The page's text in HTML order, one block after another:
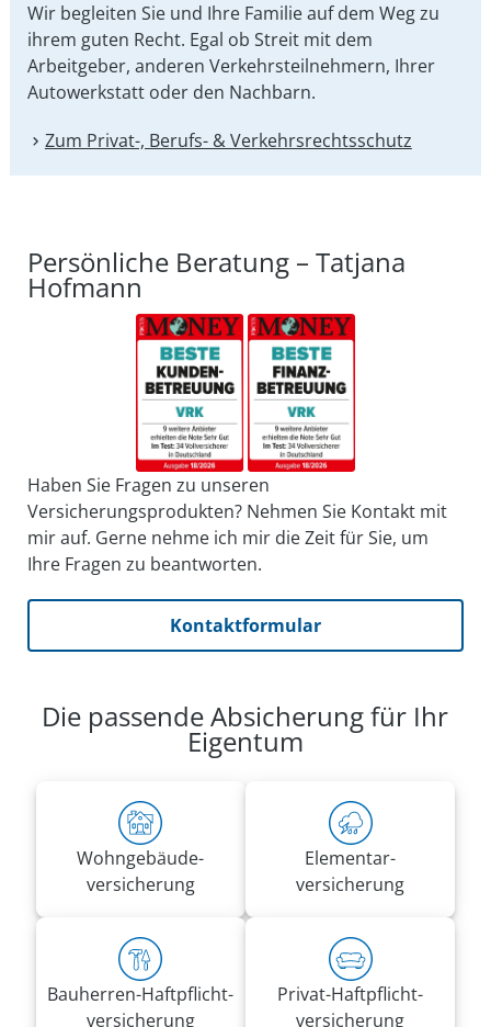
Wir begleiten Sie und Ihre Familie auf dem Weg zu
ihrem guten Recht. Egal ob Streit mit dem
Arbeitgeber, anderen Verkehrsteilnehmern, Ihrer
Autowerkstatt oder den Nachbarn.
Zum Privat-, Berufs- & Verkehrsrechtsschutz
Persönliche Beratung – Tatjana
Hofmann
Haben Sie Fragen zu unseren
Versicherungsprodukten? Nehmen Sie Kontakt mit
mir auf. Gerne nehme ich mir die Zeit für Sie, um
Ihre Fragen zu beantworten.
Kontaktformular
Die passende Absicherung für Ihr
Eigentum
Wohn­gebäude­
versicherung
Elementar­
versicherung
Bauherren-Haft­pflicht­
versicherung
Privat-Haft­pflicht­
versicherung